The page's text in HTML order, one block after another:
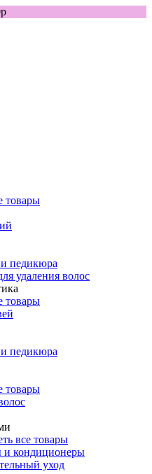
товары
педикюра
удаления волос
товары
педикюра
товары
все товары
и кондиционеры
уход